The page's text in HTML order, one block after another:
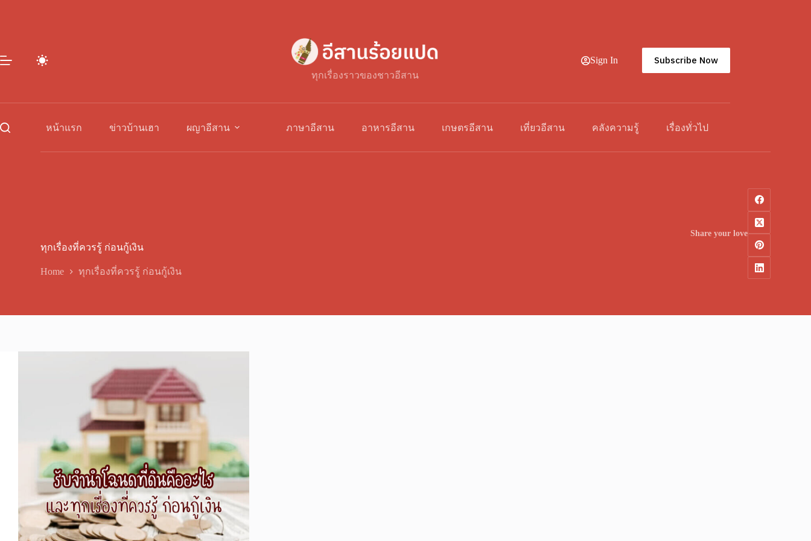
ทุกเรื่องราวของชาวอีสาน
Sign In Subscribe Now
หน้าแรก ข่าวบ้านเฮา ผญาอีสาน ภาษาอีสาน อาหารอีสาน เกษตรอีสาน เที่ยวอีสาน คลังความรู้ เรื่องทั่วไป
ทุกเรื่องที่ควรรู้ ก่อนกู้เงิน
Home ทุกเรื่องที่ควรรู้ ก่อนกู้เงิน
Share your love